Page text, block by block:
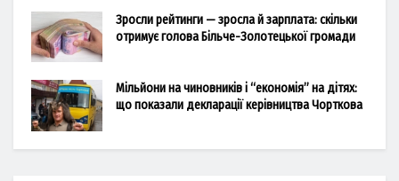
Зросли рейтинги — зросла й зарплата: скільки
отримує голова Більче-Золотецької громади
Мільйони на чиновників і “економія” на дітях:
що показали декларації керівництва Чорткова